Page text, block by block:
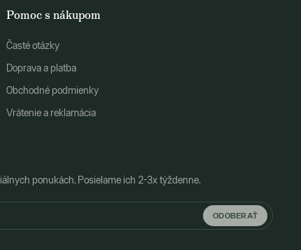
Pomoc s nákupom
Časté otázky
Doprava a platba
Obchodné podmienky
Vrátenie a reklamácia
ponukách. Posielame ich 2-3x týždenne.
ODOBERAŤ